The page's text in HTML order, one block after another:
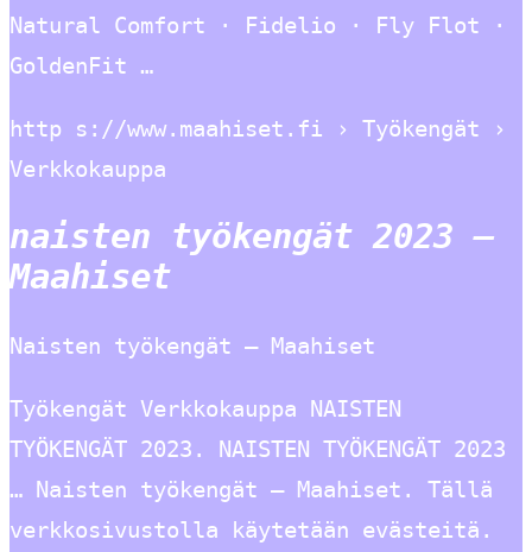
Natural Comfort · Fidelio · Fly Flot ·
GoldenFit …
http s://www.maahiset.fi › Työkengät ›
Verkkokauppa
naisten työkengät 2023 –
Maahiset
Naisten työkengät – Maahiset
Työkengät Verkkokauppa NAISTEN
TYÖKENGÄT 2023. NAISTEN TYÖKENGÄT 2023
… Naisten työkengät – Maahiset. Tällä
verkkosivustolla käytetään evästeitä.